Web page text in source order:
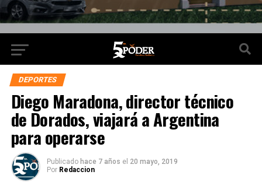
DEPORTES
Diego Maradona, director técnico
de Dorados, viajará a Argentina
para operarse
Publicado hace 7 años el 20 mayo, 2019
Por Redaccion